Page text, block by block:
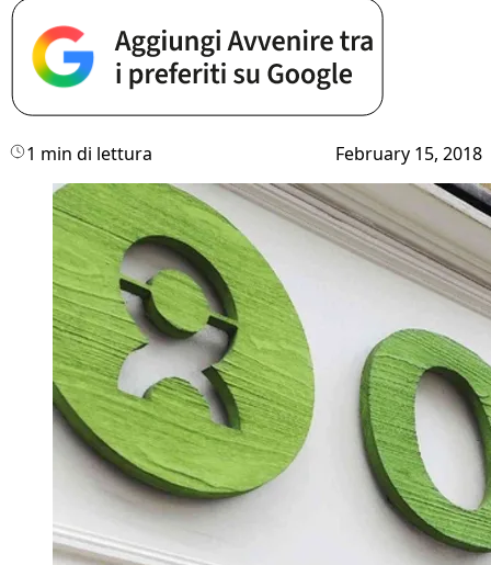
1 min di lettura February 15, 2018